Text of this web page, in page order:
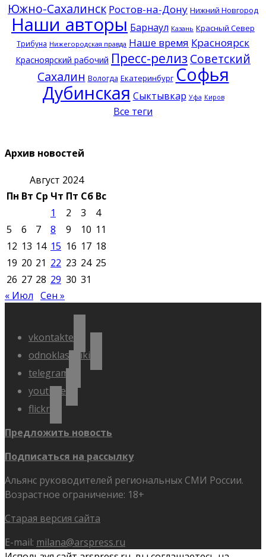
Южно-Сахалинск Ростов-на-Дону Нижний Новгород
Наши авторы Барнаул Казань Красный Север
Трибуна Нижегородская правда Наше время Красноярск
Красноярский рабочий Пресс-релиз Советский
Сахалин Вологда Екатеринбург Софья
Дубинская Сыктывкар Уфа Киров
Все теги
Архив новостей
Август 2024
Пн Вт Ср Чт Пт Сб Вс
1
2 3
4
5
6 7 8 9 10 11
12 13 14 15 16 17 18
19 20 21 22 23 24 25
26 27 28 29 30 31
« Июл Сен »
vkontakte
odnoklassniki
telegram
youtube
flickr
Предложить новость
Подписаться на рассылку
Альянс руководителей региональных СМИ России.
Возрастное ограничение: 18+
Старая версия сайта
E-mail: milana@arspress.ru